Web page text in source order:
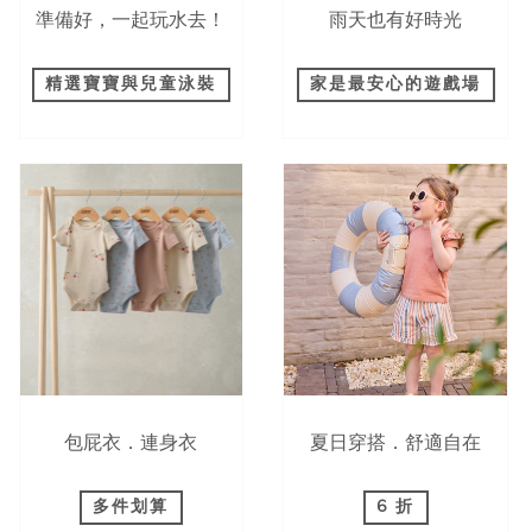
準備好，一起玩水去！
精選寶寶與兒童泳裝
雨天也有好時光
家是最安心的遊戲場
包屁衣．連身衣
多件划算
夏日穿搭．舒適自在
6 折